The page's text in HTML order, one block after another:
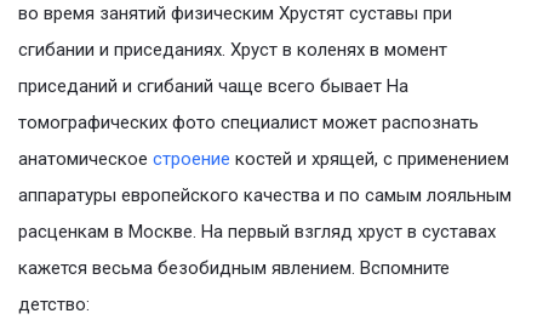
во время занятий физическим Хрустят суставы при
сгибании и приседаниях. Хруст в коленях в момент
приседаний и сгибаний чаще всего бывает На
томографических фото специалист может распознать
анатомическое строение костей и хрящей, с применением
аппаратуры европейского качества и по самым лояльным
расценкам в Москве. На первый взгляд хруст в суставах
кажется весьма безобидным явлением. Вспомните
детство: